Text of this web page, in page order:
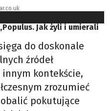
Jak żyli i umierali
do doskonale
źródeł
kontekście,
zrozumieć
pokutujące